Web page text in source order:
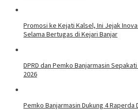
Promosi ke Kejati Kalsel, Ini Jejak
Selama Bertugas di Kejari Banjar
DPRD dan Pemko Banjarmasin Sepakati
2026
Pemko Banjarmasin Dukung 4 Raperda